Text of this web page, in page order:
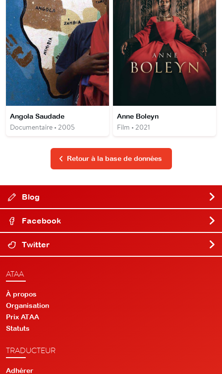
Angola Saudade
Documentaire • 2005
Anne Boleyn
Film • 2021
Retour à la base de données
Blog
Facebook
Twitter
ATAA
À propos
Organisation
Prix ATAA
Statuts
TRADUCTEUR
Adhérer